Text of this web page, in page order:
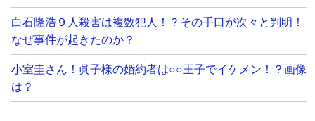
白石隆浩９人殺害は複数犯人！？その手口が次々と判明！
なぜ事件が起きたのか？
小室圭さん！眞子様の婚約者は○○王子でイケメン！？画像
は？